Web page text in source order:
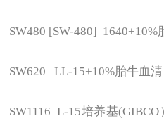
SW480 [SW-480] 1640+10%
SW620 LL-15+10%胎牛血
SW1116 L-15培养基